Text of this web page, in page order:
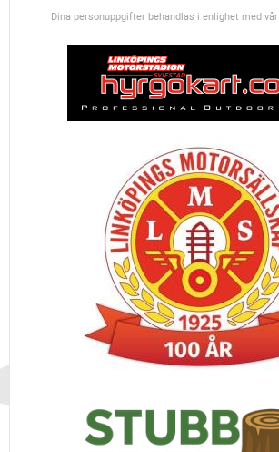
Dina personuppgifter behandlas i enlighet med vår